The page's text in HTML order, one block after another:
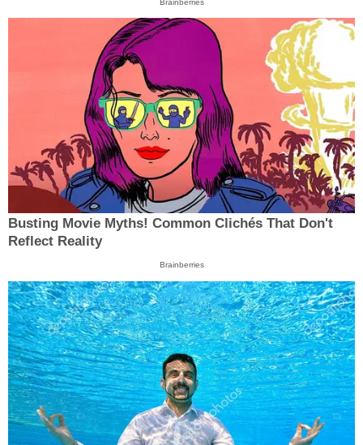
Brainberries
Busting Movie Myths! Common Clichés That Don't
Reflect Reality
Brainberries